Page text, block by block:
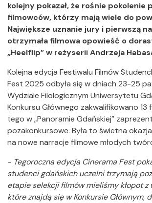
kolejny pokazał, że rośnie pokolenie
filmowców, którzy mają wiele do
Największe uznanie jury i pierwszą
otrzymała filmowa opowieść o
„Heelflip” w reżyserii Andrzeja
Kolejna edycja Festiwalu Filmów
Fest 2025 odbyła się w dniach 23-25
Wydziale Filologicznym Uniwersytetu
Konkursu Głównego zakwalifikowano 13
tego w „Panoramie Gdańskiej”
pozakonkursowe. Była to świetna
na nowe narracje filmowe młodych
- Tegoroczna edycja Cinerama Fest
studenci gdańskich uczelni trzymają
etapie selekcji filmów mieliśmy kłopot z
które znajdą się w Konkursie Głównym,